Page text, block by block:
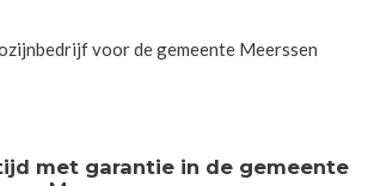
voor de gemeente Meerssen
met garantie in de gemeente